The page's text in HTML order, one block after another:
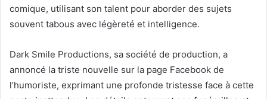
comique, utilisant son talent pour aborder des sujets
souvent tabous avec légèreté et intelligence.
Dark Smile Productions, sa société de production, a
annoncé la triste nouvelle sur la page Facebook de
l’humoriste, exprimant une profonde tristesse face à cette